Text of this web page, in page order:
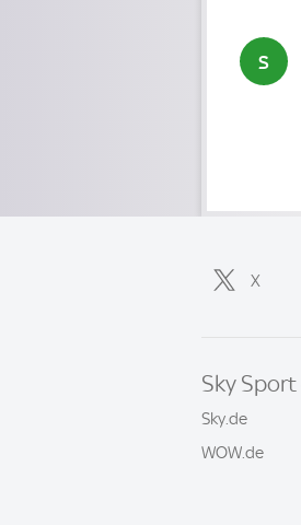
X
Sky
Sky.de
WOW.de